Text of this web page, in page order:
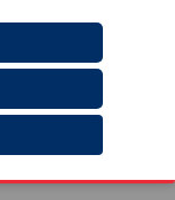
en
lager